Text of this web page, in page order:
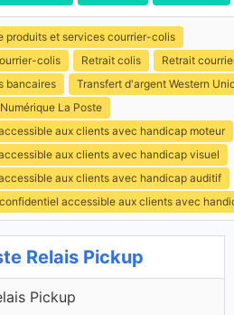
produits et services courrier-colis
colis
Retrait colis
Retrait
bancaires
Transfert d'argent Western
La Poste
aux clients avec handicap moteur
aux clients avec handicap visuel
aux clients avec handicap auditif
accessible aux clients avec
Relais Pickup
Pickup